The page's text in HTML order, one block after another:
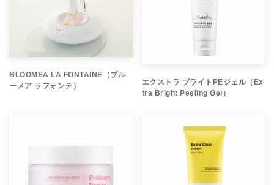
BLOOMEA LA FONTAINE（ブル
ーメア ラフォンテ）
エクストラ ブライトPEジェル（Ex
tra Bright Peeling Gel）